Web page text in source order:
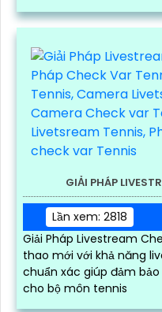
GIẢI PHÁP
Lần xem: 2818
Giải Pháp Livestream
thao mới với khả năng
chuẩn xác giúp đảm
cho bộ môn tennis